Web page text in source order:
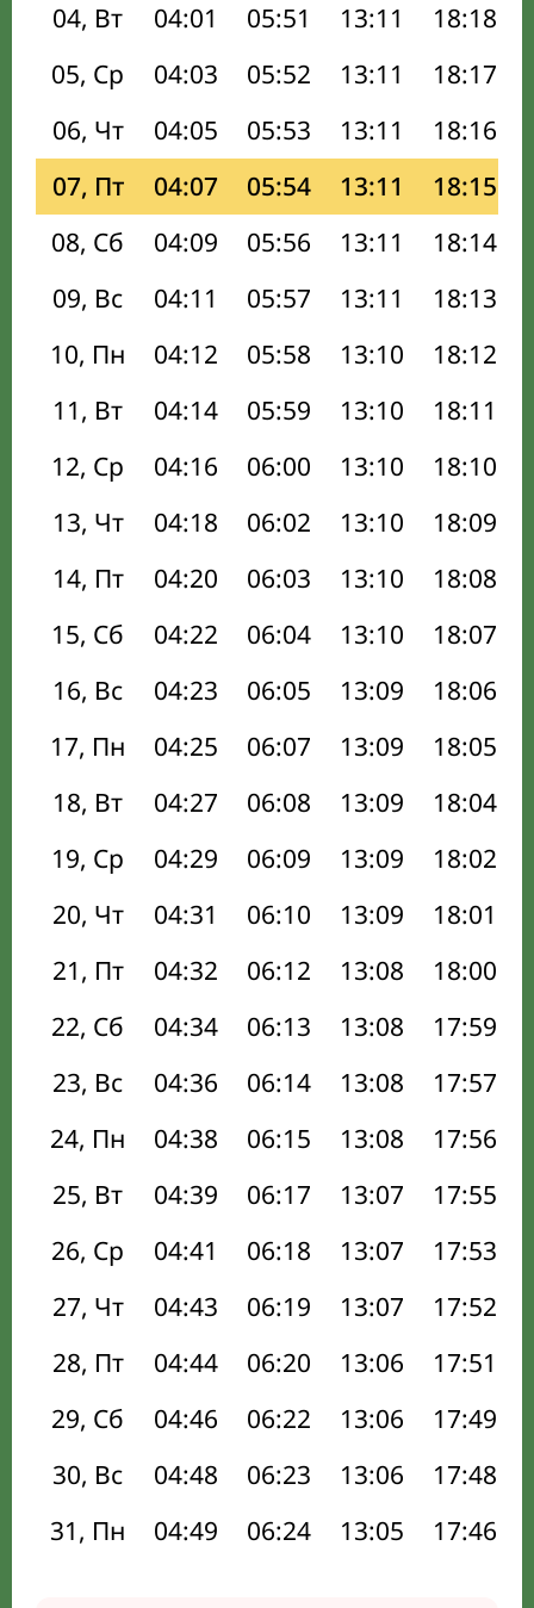
04, Вт
04:01 05:51 13:11 18:18
05, Ср
04:03 05:52 13:11 18:17
06, Чт
04:05 05:53 13:11 18:16
07, Пт
04:07 05:54 13:11 18:15
08, Сб
04:09 05:56 13:11 18:14
09, Вс
04:11 05:57 13:11 18:13
10, Пн
04:12 05:58 13:10 18:12
11, Вт
04:14 05:59 13:10 18:11
12, Ср
04:16 06:00 13:10 18:10
13, Чт
04:18 06:02 13:10 18:09
14, Пт
04:20 06:03 13:10 18:08
15, Сб
04:22 06:04 13:10 18:07
16, Вс
04:23 06:05 13:09 18:06
17, Пн
04:25 06:07 13:09 18:05
18, Вт
04:27 06:08 13:09 18:04
19, Ср
04:29 06:09 13:09 18:02
20, Чт
04:31 06:10 13:09 18:01
21, Пт
04:32 06:12 13:08 18:00
22, Сб
04:34 06:13 13:08 17:59
23, Вс
04:36 06:14 13:08 17:57
24, Пн
04:38 06:15 13:08 17:56
25, Вт
04:39 06:17 13:07 17:55
26, Ср
04:41 06:18 13:07 17:53
27, Чт
04:43 06:19 13:07 17:52
28, Пт
04:44 06:20 13:06 17:51
29, Сб
04:46 06:22 13:06 17:49
30, Вс
04:48 06:23 13:06 17:48
31, Пн
04:49 06:24 13:05 17:46